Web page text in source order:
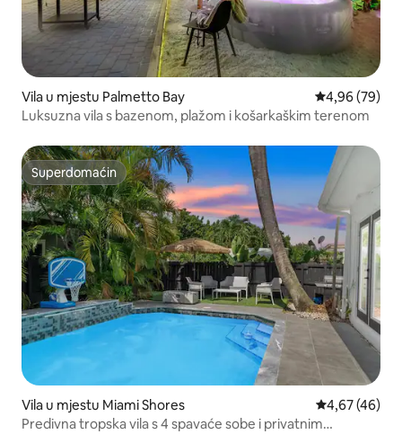
Vila u mjestu Palmetto Bay Prosječna
4,96 (79)
Luksuzna vila s bazenom, plažom i košarkaškim terenom
Superdomaćin
Superdomaćin
Vila u mjestu Miami Shores Prosječna
4,67 (46)
Predivna tropska vila s 4 spavaće sobe i privatnim